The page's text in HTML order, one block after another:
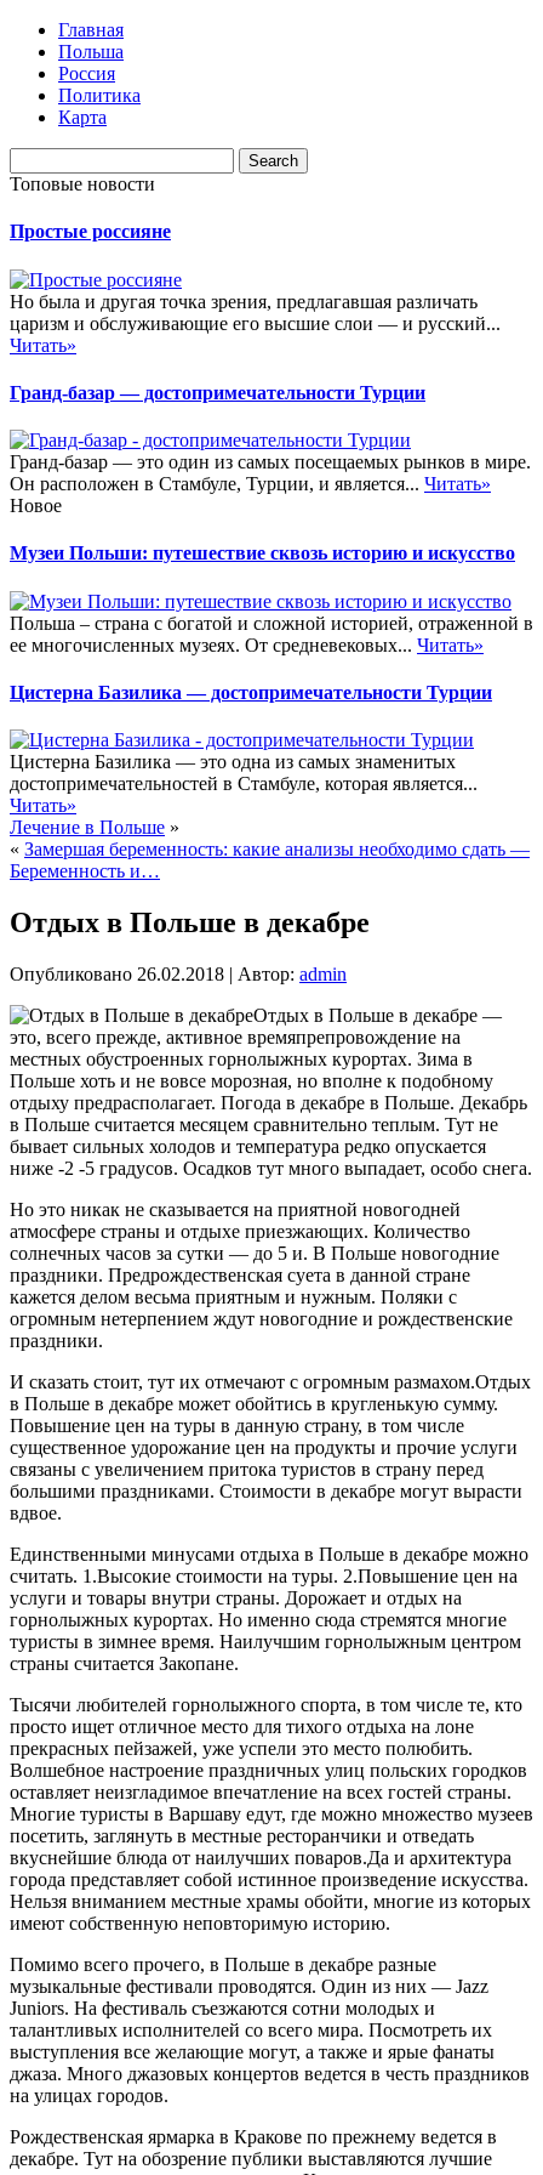
Главная
Польша
Россия
Политика
Карта
Топовые новости
Простые россияне
Но была и другая точка зрения, предлагавшая различать
царизм и обслуживающие его высшие слои — и русский...
Читать»
Гранд-базар — достопримечательности Турции
Гранд-базар — это один из самых посещаемых рынков в мире.
Он расположен в Стамбуле, Турции, и является... Читать»
Новое
Музеи Польши: путешествие сквозь историю и искусство
Польша – страна с богатой и сложной историей, отраженной в
ее многочисленных музеях. От средневековых... Читать»
Цистерна Базилика — достопримечательности Турции
Цистерна Базилика — это одна из самых знаменитых
достопримечательностей в Стамбуле, которая является...
Читать»
Лечение в Польше »
« Замершая беременность: какие анализы необходимо сдать —
Беременность и…
Отдых в Польше в декабре
Опубликовано 26.02.2018 | Автор: admin
Отдых в Польше в декабре —
это, всего прежде, активное времяпрепровождение на
местных обустроенных горнолыжных курортах. Зима в
Польше хоть и не вовсе морозная, но вполне к подобному
отдыху предрасполагает. Погода в декабре в Польше. Декабрь
в Польше считается месяцем сравнительно теплым. Тут не
бывает сильных холодов и температура редко опускается
ниже -2 -5 градусов. Осадков тут много выпадает, особо снега.
Но это никак не сказывается на приятной новогодней
атмосфере страны и отдыхе приезжающих. Количество
солнечных часов за сутки — до 5 и. В Польше новогодние
праздники. Предрождественская суета в данной стране
кажется делом весьма приятным и нужным. Поляки с
огромным нетерпением ждут новогодние и рождественские
праздники.
И сказать стоит, тут их отмечают с огромным размахом.Отдых
в Польше в декабре может обойтись в кругленькую сумму.
Повышение цен на туры в данную страну, в том числе
существенное удорожание цен на продукты и прочие услуги
связаны с увеличением притока туристов в страну перед
большими праздниками. Стоимости в декабре могут вырасти
вдвое.
Единственными минусами отдыха в Польше в декабре можно
считать. 1.Высокие стоимости на туры. 2.Повышение цен на
услуги и товары внутри страны. Дорожает и отдых на
горнолыжных курортах. Но именно сюда стремятся многие
туристы в зимнее время. Наилучшим горнолыжным центром
страны считается Закопане.
Тысячи любителей горнолыжного спорта, в том числе те, кто
просто ищет отличное место для тихого отдыха на лоне
прекрасных пейзажей, уже успели это место полюбить.
Волшебное настроение праздничных улиц польских городков
оставляет неизгладимое впечатление на всех гостей страны.
Многие туристы в Варшаву едут, где можно множество музеев
посетить, заглянуть в местные ресторанчики и отведать
вкуснейшие блюда от наилучших поваров.Да и архитектура
города представляет собой истинное произведение искусства.
Нельзя вниманием местные храмы обойти, многие из которых
имеют собственную неповторимую историю.
Помимо всего прочего, в Польше в декабре разные
музыкальные фестивали проводятся. Один из них — Jazz
Juniors. На фестиваль съезжаются сотни молодых и
талантливых исполнителей со всего мира. Посмотреть их
выступления все желающие могут, а также и ярые фанаты
джаза. Много джазовых концертов ведется в честь праздников
на улицах городов.
Рождественская ярмарка в Кракове по прежнему ведется в
декабре. Тут на обозрение публики выставляются лучшие